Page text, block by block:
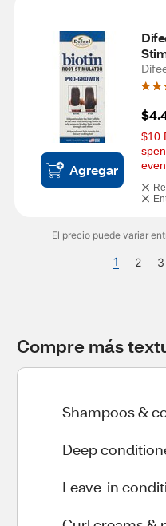
Agregar
$10
El precio puede variar
1 2 3
Compre más
Shampoos &
Deep
Leave-in